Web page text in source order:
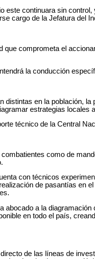
este continuara sin
cargo de la Jefatura del
que comprometa el
la conducción
distintas en la población,
estrategias locales
técnico de la Central
como de
con técnicos
de pasantías en
abocado a la
en todo el país,
de las líneas de